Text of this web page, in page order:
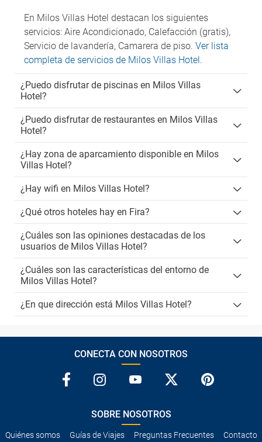
En Milos Villas Hotel destacan los siguientes
servicios: Aire Acondicionado, Calefacción (gratis),
Servicio de lavandería, Camarera de piso. Ver lista
completa de servicios de Milos Villas Hotel.
¿Puedo disfrutar de piscinas en Milos Villas
Hotel?
¿Puedo disfrutar de restaurantes en Milos Villas
Hotel?
¿Hay zona de aparcamiento disponible en Milos
Villas Hotel?
¿Hay wifi en Milos Villas Hotel?
¿Qué otros hoteles hay en Fira?
¿Cuáles son las opiniones destacadas de los
usuarios de Milos Villas Hotel?
¿Cuáles son las características del entorno de
Milos Villas Hotel?
¿En que dirección está Milos Villas Hotel?
CONECTA CON NOSOTROS
SOBRE NOSOTROS
Quiénes somos Guías de Viajes Preguntas Frecuentes
Contacto